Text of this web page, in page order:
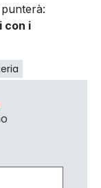
con i